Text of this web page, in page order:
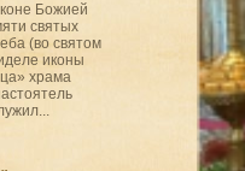
Божией
святых
(во святом
иконы
храма